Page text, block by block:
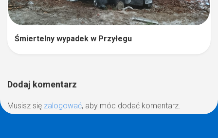
Śmiertelny wypadek w Przyłegu
Dodaj komentarz
Musisz się zalogować, aby móc dodać komentarz.